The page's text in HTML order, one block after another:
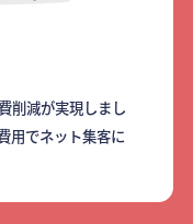
削減が実現しまし
用でネット集客に